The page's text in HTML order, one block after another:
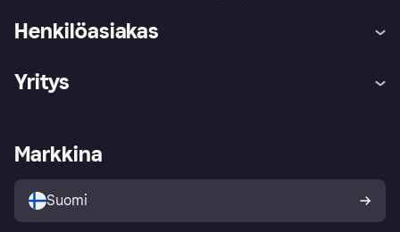
Henkilöasiakas
Kirjaudu sisään
Tutustu kauppoihin
Ostajan turva
Yritys
Kirjaudu sisään yrityksenä
Markkina
Suomi